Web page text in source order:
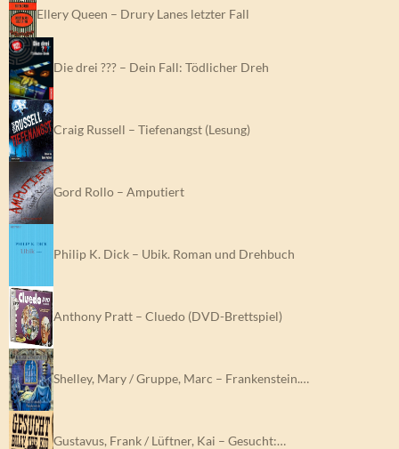
Ellery Queen – Drury Lanes letzter Fall
Die drei ??? – Dein Fall: Tödlicher Dreh
Craig Russell – Tiefenangst (Lesung)
Gord Rollo – Amputiert
Philip K. Dick – Ubik. Roman und Drehbuch
Anthony Pratt – Cluedo (DVD-Brettspiel)
Shelley, Mary / Gruppe, Marc – Frankenstein.…
Gustavus, Frank / Lüftner, Kai – Gesucht:…